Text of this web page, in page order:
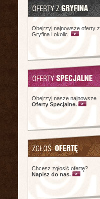
Obejrzyj najnowsze oferty z
Gryfina i okolic.
Obejrzyj nasze najnowsze
Oferty Specjalne.
Chcesz zgłosić ofertę?
Napisz do nas.